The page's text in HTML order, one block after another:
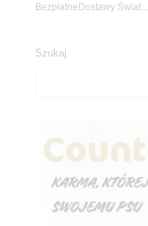
BezpłatneDostawy Świat...
Szukaj